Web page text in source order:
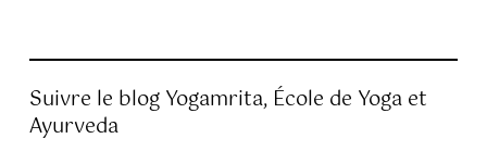
Suivre le blog Yogamrita, École de Yoga et
Ayurveda